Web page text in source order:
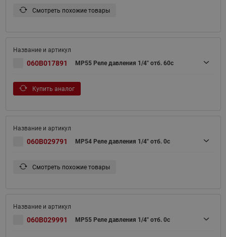
Смотреть похожие товары
060B017891 MP55 Реле давления 1/4" отб. 60с
Купить аналог
060B029791 MP54 Реле давления 1/4" отб. 0с
Смотреть похожие товары
060B029991 MP55 Реле давления 1/4" отб. 0с